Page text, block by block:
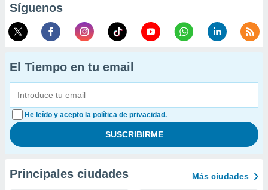
Síguenos
El Tiempo en tu email
He leído y acepto la política de privacidad.
Principales ciudades Más ciudades